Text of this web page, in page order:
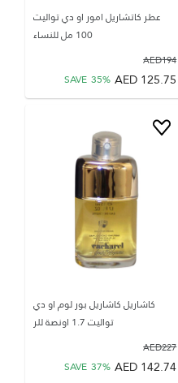
عطر كاتشاريل امور او دي تواليت
100 مل للنساء
194
AED
125.75
AED
SAVE 35%
كاشاريل كاشاريل بور لوم او دي
تواليت 1.7 اونصة للر
227
AED
142.74
AED
SAVE 37%